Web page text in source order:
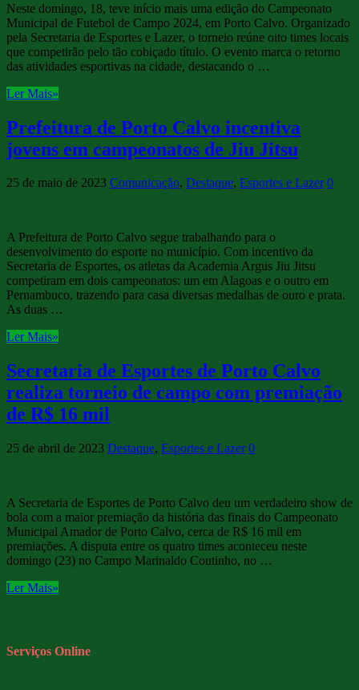
Neste domingo, 18, teve início mais uma edição do Campeonato
Municipal de Futebol de Campo 2024, em Porto Calvo. Organizado
pela Secretaria de Esportes e Lazer, o torneio reúne oito times locais
que competirão pelo tão cobiçado título. O evento marca o retorno
das atividades esportivas na cidade, destacando o …
Ler Mais»
Prefeitura de Porto Calvo incentiva
jovens em campeonatos de Jiu Jitsu
25 de maio de 2023 Comunicação, Destaque, Esportes e Lazer 0
A Prefeitura de Porto Calvo segue trabalhando para o
desenvolvimento do esporte no município. Com incentivo da
Secretaria de Esportes, os atletas da Academia Argus Jiu Jitsu
competiram em dois campeonatos: um em Alagoas e o outro em
Pernambuco, trazendo para casa diversas medalhas de ouro e prata.
As duas …
Ler Mais»
Secretaria de Esportes de Porto Calvo
realiza torneio de campo com premiação
de R$ 16 mil
25 de abril de 2023 Destaque, Esportes e Lazer 0
A Secretaria de Esportes de Porto Calvo deu um verdadeiro show de
bola com a maior premiação da história das finais do Campeonato
Municipal Amador de Porto Calvo, cerca de R$ 16 mil em
premiações. A disputa entre os quatro times aconteceu neste
domingo (23) no Campo Marinaldo Coutinho, no …
Ler Mais»
Serviços Online